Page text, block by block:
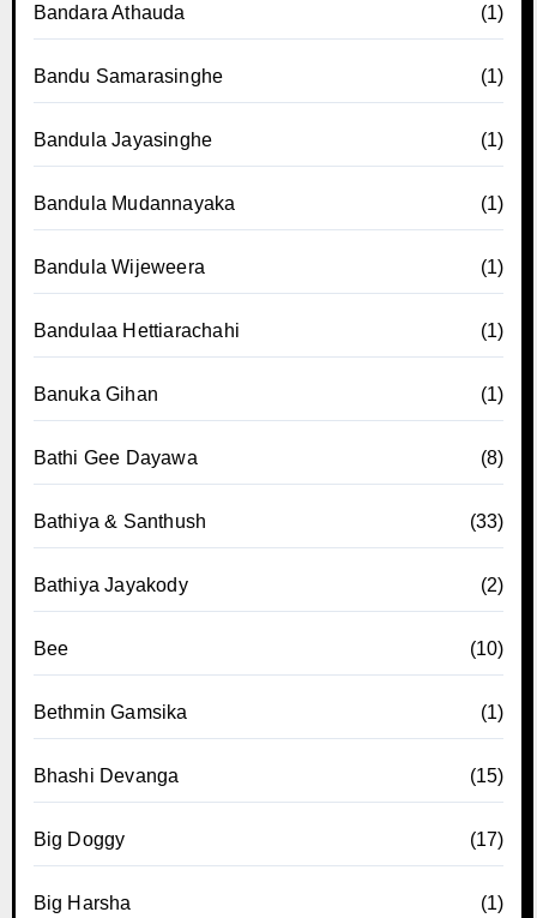
Bandara Athauda (1)
Bandu Samarasinghe (1)
Bandula Jayasinghe (1)
Bandula Mudannayaka (1)
Bandula Wijeweera (1)
Bandulaa Hettiarachahi (1)
Banuka Gihan (1)
Bathi Gee Dayawa (8)
Bathiya & Santhush (33)
Bathiya Jayakody (2)
Bee (10)
Bethmin Gamsika (1)
Bhashi Devanga (15)
Big Doggy (17)
Big Harsha (1)